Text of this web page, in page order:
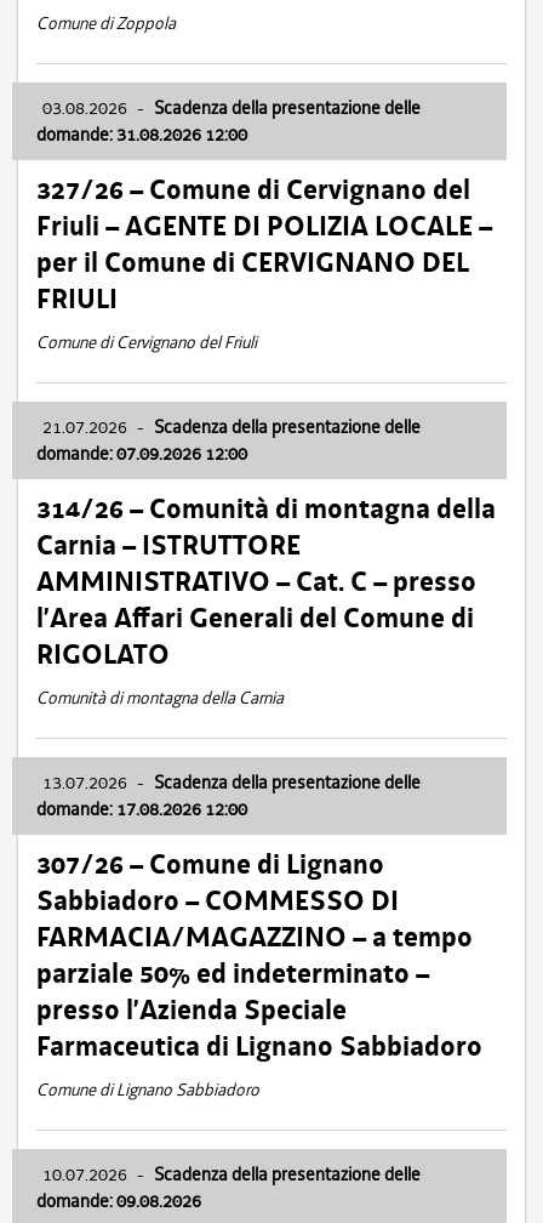
Comune di Zoppola
03.08.2026 - Scadenza della presentazione delle
domande: 31.08.2026 12:00
327/26 – Comune di Cervignano del
Friuli – AGENTE DI POLIZIA LOCALE –
per il Comune di CERVIGNANO DEL
FRIULI
Comune di Cervignano del Friuli
21.07.2026 - Scadenza della presentazione delle
domande: 07.09.2026 12:00
314/26 – Comunità di montagna della
Carnia – ISTRUTTORE
AMMINISTRATIVO – Cat. C – presso
l’Area Affari Generali del Comune di
RIGOLATO
Comunità di montagna della Carnia
13.07.2026 - Scadenza della presentazione delle
domande: 17.08.2026 12:00
307/26 – Comune di Lignano
Sabbiadoro – COMMESSO DI
FARMACIA/MAGAZZINO – a tempo
parziale 50% ed indeterminato –
presso l’Azienda Speciale
Farmaceutica di Lignano Sabbiadoro
Comune di Lignano Sabbiadoro
10.07.2026 - Scadenza della presentazione delle
domande: 09.08.2026